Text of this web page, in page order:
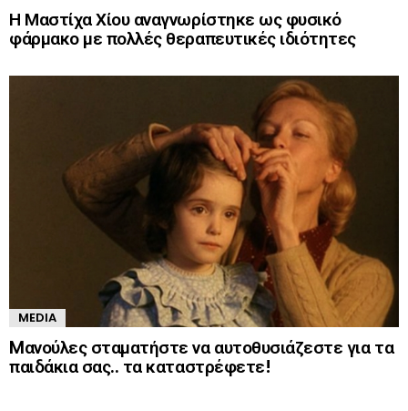
Η Μαστίχα Χίου αναγνωρίστηκε ως φυσικό
φάρμακο με πολλές θεραπευτικές ιδιότητες
MEDIA
Mανούλες σταματήστε να αυτοθυσιάζεστε για τα
παιδάκια σας.. τα καταστρέφετε!